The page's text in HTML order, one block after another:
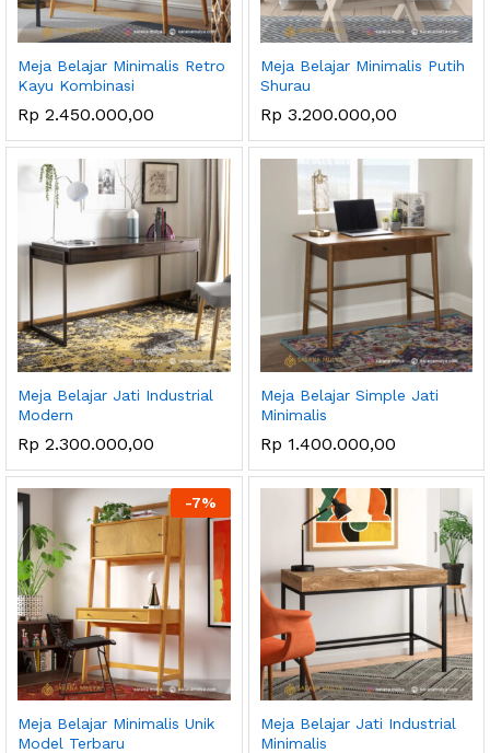
Meja Belajar Minimalis Retro
Kayu Kombinasi
Rp 2.450.000,00
Meja Belajar Minimalis Putih
Shurau
Rp 3.200.000,00
Meja Belajar Jati Industrial
Modern
Rp 2.300.000,00
Meja Belajar Simple Jati
Minimalis
Rp 1.400.000,00
-7%
Meja Belajar Minimalis Unik
Model Terbaru
Meja Belajar Jati Industrial
Minimalis